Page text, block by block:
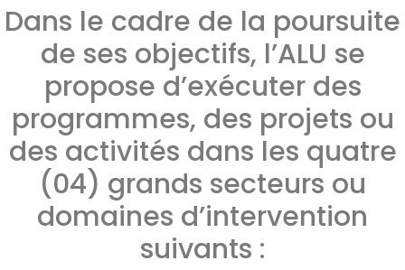
Dans le cadre de la poursuite
de ses objectifs, l’ALU se
propose d’exécuter des
programmes, des projets ou
des activités dans les quatre
(04) grands secteurs ou
domaines d’intervention
suivants :